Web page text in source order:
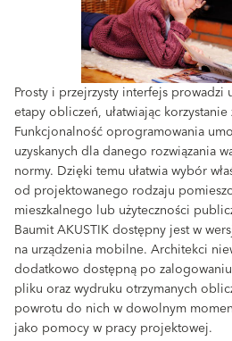
Prosty i przejrzysty interfejs
etapy obliczeń, ułatwiając
Funkcjonalność oprogramowania
uzyskanych dla danego rozwiązania
normy. Dzięki temu ułatwia wybór
od projektowanego rodzaju
mieszkalnego lub użyteczności
Baumit AKUSTIK dostępny jest w
na urządzenia mobilne. Architekci
dodatkowo dostępną po
pliku oraz wydruku otrzymanych
powrotu do nich w dowolnym
jako pomocy w pracy projektowej.